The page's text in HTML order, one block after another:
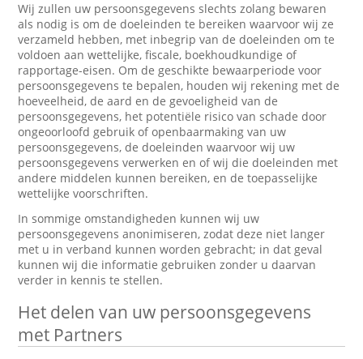
Wij zullen uw persoonsgegevens slechts zolang bewaren
als nodig is om de doeleinden te bereiken waarvoor wij ze
verzameld hebben, met inbegrip van de doeleinden om te
voldoen aan wettelijke, fiscale, boekhoudkundige of
rapportage-eisen. Om de geschikte bewaarperiode voor
persoonsgegevens te bepalen, houden wij rekening met de
hoeveelheid, de aard en de gevoeligheid van de
persoonsgegevens, het potentiële risico van schade door
ongeoorloofd gebruik of openbaarmaking van uw
persoonsgegevens, de doeleinden waarvoor wij uw
persoonsgegevens verwerken en of wij die doeleinden met
andere middelen kunnen bereiken, en de toepasselijke
wettelijke voorschriften.
In sommige omstandigheden kunnen wij uw
persoonsgegevens anonimiseren, zodat deze niet langer
met u in verband kunnen worden gebracht; in dat geval
kunnen wij die informatie gebruiken zonder u daarvan
verder in kennis te stellen.
Het delen van uw persoonsgegevens
met Partners